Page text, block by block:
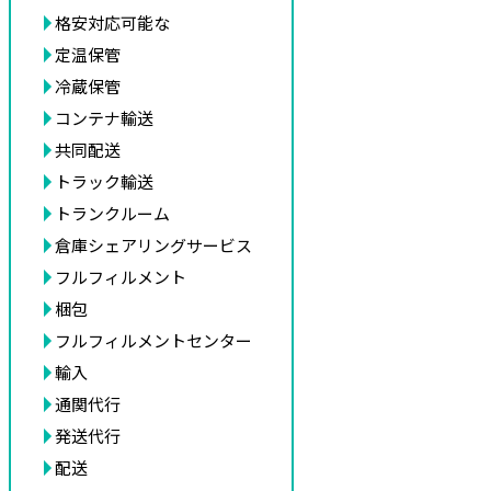
格安対応可能な
定温保管
冷蔵保管
コンテナ輸送
共同配送
トラック輸送
トランクルーム
倉庫シェアリングサービス
フルフィルメント
梱包
フルフィルメントセンター
輸入
通関代行
発送代行
配送